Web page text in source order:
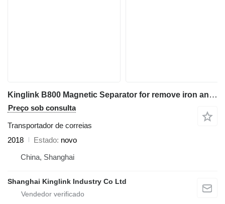
Kinglink B800 Magnetic Separator for remove iron and steels
Preço sob consulta
Transportador de correias
2018
Estado novo
China, Shanghai
Shanghai Kinglink Industry Co Ltd